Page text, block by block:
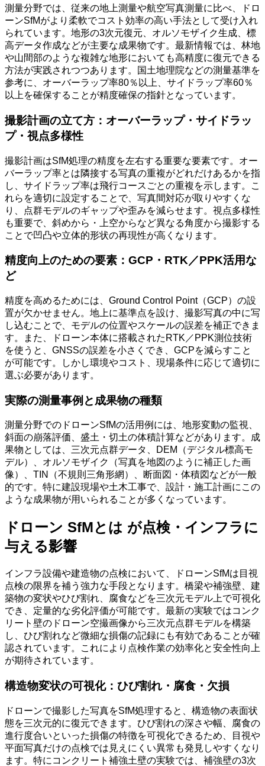
測量分野では、従来の地上測量や航空写真測量に比べ、ドロ
ーンSfMがより柔軟でコスト効率の高い手法として受け入れ
られています。地形の3次元復元、オルソモザイク生成、標
高データ作成などが主要な成果物です。最新情報では、林地
や山間部のような複雑な地形においても高精度に復元できる
方法が実践されつつあります。国土地理院などの測量基準を
参考に、オーバーラップ率80％以上、サイドラップ率60％
以上を確保することが精度確保の指針となっています。
撮影計画の立て方：オーバーラップ・サイドラッ
プ・視点多様性
撮影計画はSfM処理の精度を左右する重要な要素です。オー
バーラップ率とは隣接する写真の重複がどれだけあるかを指
し、サイドラップ率は飛行コースごとの重複を示します。こ
れらを適切に設定することで、写真間対応が取りやすくな
り、点群モデルのギャップや歪みを減らせます。視点多様性
も重要で、斜めから・上空からなど異なる角度から撮影する
ことで凹凸や立体的形状の再現性が高くなります。
精度向上のための要素：GCP・RTK／PPK活用な
ど
精度を高めるためには、Ground Control Point（GCP）の設
置が欠かせません。地上に基準点を設け、撮影写真の中に写
し込むことで、モデルの位置やスケールの誤差を補正できま
す。また、ドローン本体に搭載されたRTK／PPK測位技術
を使うと、GNSSの誤差を小さくでき、GCPを減らすこと
が可能です。しかし環境やコスト、現場条件に応じて適切に
選ぶ必要があります。
実際の測量事例と成果物の種類
測量分野でのドローンSfMの活用例には、地形変動の監視、
斜面の崩落評価、盛土・切土の体積計算などがあります。成
果物としては、三次元点群データ、DEM（デジタル標高モ
デル）、オルソモザイク（写真を地図のように補正した画
像）、TIN（不規則三角形網）、断面図・体積図などが一般
的です。特に建設現場や土木工事で、設計・施工計画にこの
ような成果物が用いられることが多くなっています。
ドローン SfMとは が点検・インフラに
与える影響
インフラ設備や建造物の点検において、ドローンSfMは目視
点検の限界を補う強力な手段となります。橋梁や補強壁、建
築物の変状やひび割れ、腐食などを三次元モデル上で可視化
でき、定量的な劣化評価が可能です。最新の実験ではコンク
リート壁のドローン空撮画像から三次元点群モデルを構築
し、ひび割れなど微細な損傷の記録にも有効であることが確
認されています。これにより点検作業の効率化と安全性向上
が期待されています。
構造物変状の可視化：ひび割れ・腐食・欠損
ドローンで撮影した写真をSfM処理すると、構造物の表面状
態を三次元的に復元できます。ひび割れの深さや幅、腐食の
進行度合いといった損傷の特徴を可視化できるため、目視や
平面写真だけの点検では見えにくい異常も発見しやすくなり
ます。特にコンクリート補強土壁の実験では、補強壁の3次